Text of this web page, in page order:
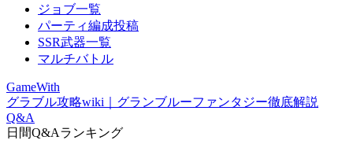
ジョブ一覧
パーティ編成投稿
SSR武器一覧
マルチバトル
GameWith
グラブル攻略wiki｜グランブルーファンタジー徹底解説
Q&A
日間Q&Aランキング